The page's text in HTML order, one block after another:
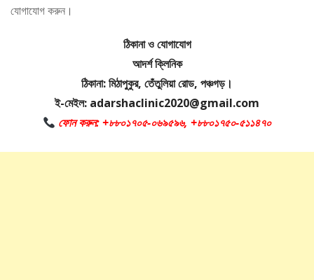
যোগাযোগ করুন।
ঠিকানা ও যোগাযোগ
আদর্শ ক্লিনিক
ঠিকানা: মিঠাপুকুর, তেঁতুলিয়া রোড, পঞ্চগড়।
ই-মেইল: adarshaclinic2020@gmail.com
ফোন করুন: +৮৮০১৭০৫-০৬৯৫৯৬, +৮৮০১৭৫০-৫১১৪৭০